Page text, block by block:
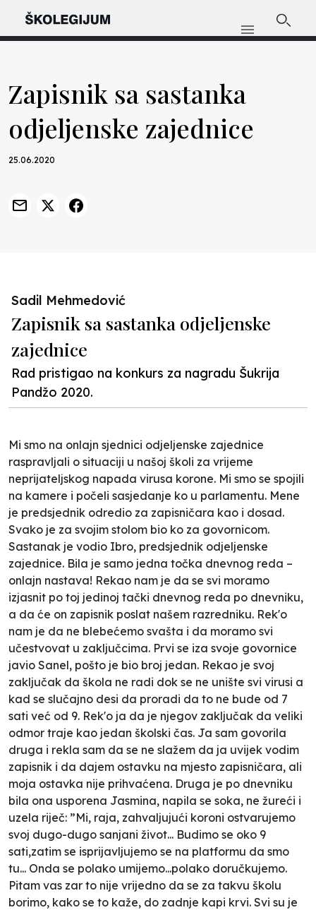
Zapisnik sa sastanka
odjeljenske zajednice
25.06.2020
Sadil Mehmedović
Zapisnik sa sastanka odjeljenske
zajednice
Rad pristigao na konkurs za nagradu Šukrija
Pandžo 2020.
Mi smo na onlajn sjednici odjeljenske zajednice
raspravljali o situaciji u našoj školi za vrijeme
neprijateljskog napada virusa korone. Mi smo se spojili
na kamere i počeli sasjedanje ko u parlamentu. Mene
je predsjednik odredio za zapisničara kao i dosad.
Svako je za svojim stolom bio ko za govornicom.
Sastanak je vodio Ibro, predsjednik odjeljenske
zajednice. Bila je samo jedna točka dnevnog reda –
onlajn nastava! Rekao nam je da se svi moramo
izjasnit po toj jedinoj tački dnevnog reda po dnevniku,
a da će on zapisnik poslat našem razredniku. Rek'o
nam je da ne blebećemo svašta i da moramo svi
učestvovat u zaključcima. Prvi se iza svoje govornice
javio Sanel, pošto je bio broj jedan. Rekao je svoj
zaključak da škola ne radi dok se ne unište svi virusi a
kad se slučajno desi da proradi da to ne bude od 7
sati već od 9. Rek'o ja da je njegov zaključak da veliki
odmor traje kao jedan školski čas. Ja sam govorila
druga i rekla sam da se ne slažem da ja uvijek vodim
zapisnik i da dajem ostavku na mjesto zapisničara, ali
moja ostavka nije prihvaćena. Druga je po dnevniku
bila ona usporena Jasmina, napila se soka, ne žureći i
uzela riječ: ”Mi, raja, zahvaljujući koroni ostvarujemo
svoj dugo-dugo sanjani život... Budimo se oko 9
sati,zatim se isprijavljujemo se na platformu da smo
tu... Onda se polako umijemo...polako doručkujemo.
Pitam vas zar to nije vrijedno da se za takvu školu
borimo, kako se to kaže, do zadnje kapi krvi. Svi su je